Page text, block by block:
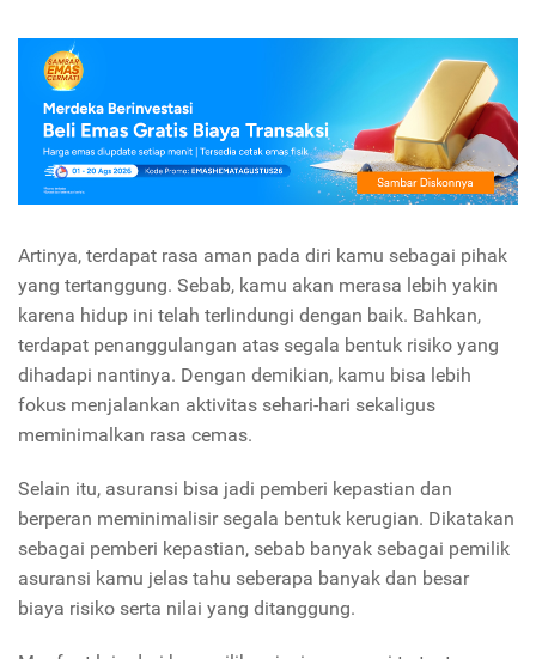
Artinya, terdapat rasa aman pada diri kamu sebagai pihak
yang tertanggung. Sebab, kamu akan merasa lebih yakin
karena hidup ini telah terlindungi dengan baik. Bahkan,
terdapat penanggulangan atas segala bentuk risiko yang
dihadapi nantinya. Dengan demikian, kamu bisa lebih
fokus menjalankan aktivitas sehari-hari sekaligus
meminimalkan rasa cemas.
Selain itu, asuransi bisa jadi pemberi kepastian dan
berperan meminimalisir segala bentuk kerugian. Dikatakan
sebagai pemberi kepastian, sebab banyak sebagai pemilik
asuransi kamu jelas tahu seberapa banyak dan besar
biaya risiko serta nilai yang ditanggung.